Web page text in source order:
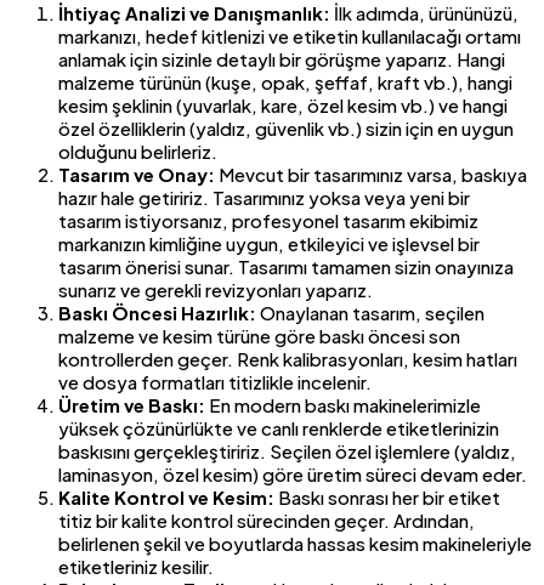
İhtiyaç Analizi ve Danışmanlık: İlk adımda, ürününüzü,
markanızı, hedef kitlenizi ve etiketin kullanılacağı ortamı
anlamak için sizinle detaylı bir görüşme yaparız. Hangi
malzeme türünün (kuşe, opak, şeffaf, kraft vb.), hangi
kesim şeklinin (yuvarlak, kare, özel kesim vb.) ve hangi
özel özelliklerin (yaldız, güvenlik vb.) sizin için en uygun
olduğunu belirleriz.
Tasarım ve Onay: Mevcut bir tasarımınız varsa, baskıya
hazır hale getiririz. Tasarımınız yoksa veya yeni bir
tasarım istiyorsanız, profesyonel tasarım ekibimiz
markanızın kimliğine uygun, etkileyici ve işlevsel bir
tasarım önerisi sunar. Tasarımı tamamen sizin onayınıza
sunarız ve gerekli revizyonları yaparız.
Baskı Öncesi Hazırlık: Onaylanan tasarım, seçilen
malzeme ve kesim türüne göre baskı öncesi son
kontrollerden geçer. Renk kalibrasyonları, kesim hatları
ve dosya formatları titizlikle incelenir.
Üretim ve Baskı: En modern baskı makinelerimizle
yüksek çözünürlükte ve canlı renklerde etiketlerinizin
baskısını gerçekleştiririz. Seçilen özel işlemlere (yaldız,
laminasyon, özel kesim) göre üretim süreci devam eder.
Kalite Kontrol ve Kesim: Baskı sonrası her bir etiket
titiz bir kalite kontrol sürecinden geçer. Ardından,
belirlenen şekil ve boyutlarda hassas kesim makineleriyle
etiketleriniz kesilir.